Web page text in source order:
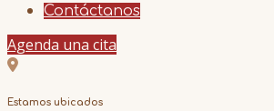
Contáctanos
Agenda una cita
Estamos ubicados